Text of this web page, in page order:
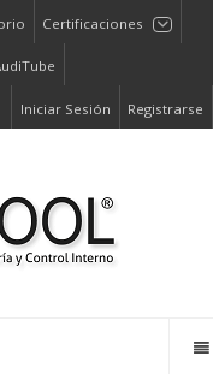
Certificaciones
Iniciar Sesión Registrarse